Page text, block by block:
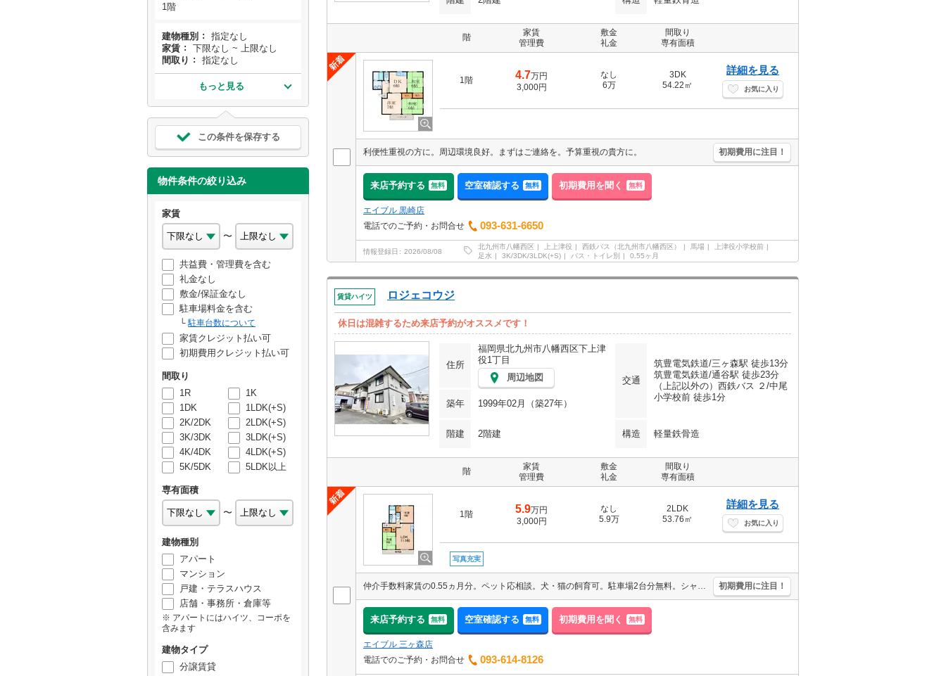
1階
建物種別
指定なし
家賃
下限なし ~ 上限なし
間取り
指定なし
もっと見る
この条件を保存する
物件条件の絞り込み
家賃
〜
共益費・管理費を含む
礼金なし
敷金/保証金なし
駐車場料金を含む
駐車台数について
家賃クレジット払い可
初期費用クレジット払い可
間取り
1R
1K
1DK
1LDK(+S)
2K/2DK
2LDK(+S)
3K/3DK
3LDK(+S)
4K/4DK
4LDK(+S)
5K/5DK
5LDK以上
専有面積
〜
建物種別
アパート
マンション
戸建・テラスハウス
店舗・事務所・倉庫等
アパートにはハイツ、コーポを
含みます
建物タイプ
分譲賃貸
階
家賃
管理費
敷金
礼金
間取り
専有面積
1階 4.7万円
3,000円
なし
6万
3DK
54.22㎡
詳細を見る
お気に入り
利便性重視の方に。周辺環境良好。まずはご連絡を。予算重視の貴方に。 初期費用に注目！
来店予約する 無料 空室確認する 無料 初期費用を聞く 無料
エイブル 黒崎店
電話でのご予約・お問合せ
093-631-6650
情報登録日 2026/08/08
北九州市八幡西区 上上津役 西鉄バス（北九州市八幡西区） 馬場
上津役小学校前
足水
3K/3DK/3LDK(+S) バス・トイレ別 0.55ヶ月
賃貸ハイツ ロジェコウジ
休日は混雑するため来店予約がオススメです！
住所
福岡県北九州市八幡西区下上津
役1丁目
周辺地図
交通
筑豊電気鉄道/三ヶ森駅 徒歩13分
筑豊電気鉄道/通谷駅 徒歩23分
（上記以外の）西鉄バス ２/中尾
小学校前 徒歩1分
築年 1999年02月（築27年）
階建 2階建 構造 軽量鉄骨造
階
家賃
管理費
敷金
礼金
間取り
専有面積
1階 5.9万円
3,000円
なし
5.9万
2LDK
53.76㎡
詳細を見る
お気に入り
写真充実
仲介手数料家賃の0.55ヵ月分。ペット応相談。犬・猫の飼育可。駐車場2台分無料。シャワー付独立洗面台。温水洗浄便座付き。専用庭付き。角部屋。 初期費用に注目！
来店予約する 無料 空室確認する 無料 初期費用を聞く 無料
エイブル 三ヶ森店
電話でのご予約・お問合せ
093-614-8126